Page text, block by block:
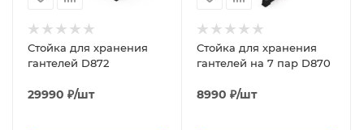
Стойка для хранения
гантелей D872
29990 ₽/шт
Стойка для хранения
гантелей на 7 пар D870
8990 ₽/шт